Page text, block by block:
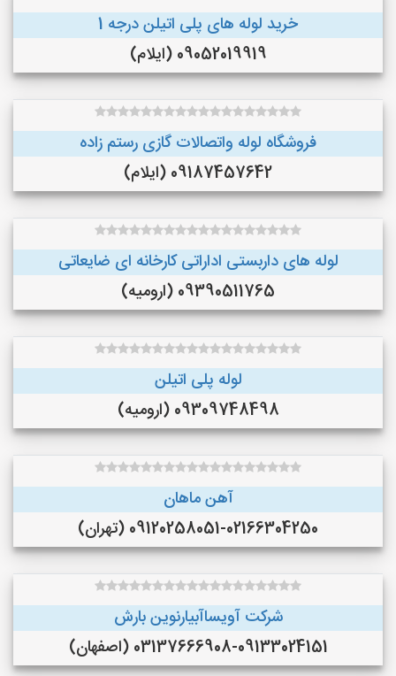
خرید لوله های پلی اتیلن درجه 1
09052019919 (ایلام)
فروشگاه لوله واتصالات گازی رستم زاده
09187457642 (ایلام)
لوله های داربستی اداراتی کارخانه ای ضایعاتی
09390511765 (ارومیه)
لوله پلی اتیلن
09309748498 (ارومیه)
آهن ماهان
09120258051-02166304250 (تهران)
شرکت آویساآبیارنوین بارش
03137666908-09133024151 (اصفهان)